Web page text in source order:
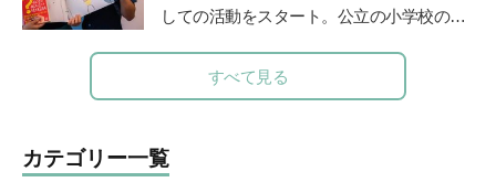
い疑問を感じ、退職してモンテッソーリ教
「子育てのためにモンテッソーリ教育を学
べるオンラインスクール Montessori Pare
ｒｋ”主宰。2021年1月に初著書「モンテッ
ソーリ教育が教えてくれた『信じる』子育
しての活動をスタート。公立の小学校の授
性にまつわるワークショップを行う。『３
～９歳ではじめるアクロストン式「赤ちゃ
もに伝えたい性のＱ＆Ａ』（主婦の友
社）、『思春期の性と恋愛 子どもたちの
すべて見る
カテゴリー一覧